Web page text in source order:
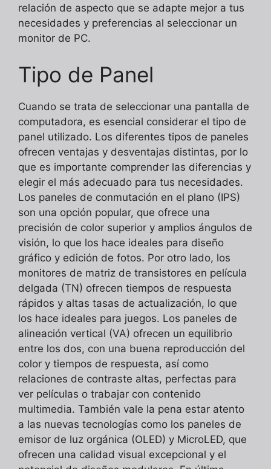
relación de aspecto que se adapte mejor a tus
necesidades y preferencias al seleccionar un
monitor de PC.
Tipo de Panel
Cuando se trata de seleccionar una pantalla de
computadora, es esencial considerar el tipo de
panel utilizado. Los diferentes tipos de paneles
ofrecen ventajas y desventajas distintas, por lo
que es importante comprender las diferencias y
elegir el más adecuado para tus necesidades.
Los paneles de conmutación en el plano (IPS)
son una opción popular, que ofrece una
precisión de color superior y amplios ángulos de
visión, lo que los hace ideales para diseño
gráfico y edición de fotos. Por otro lado, los
monitores de matriz de transistores en película
delgada (TN) ofrecen tiempos de respuesta
rápidos y altas tasas de actualización, lo que
los hace ideales para juegos. Los paneles de
alineación vertical (VA) ofrecen un equilibrio
entre los dos, con una buena reproducción del
color y tiempos de respuesta, así como
relaciones de contraste altas, perfectas para
ver películas o trabajar con contenido
multimedia. También vale la pena estar atento
a las nuevas tecnologías como los paneles de
emisor de luz orgánica (OLED) y MicroLED, que
ofrecen una calidad visual excepcional y el